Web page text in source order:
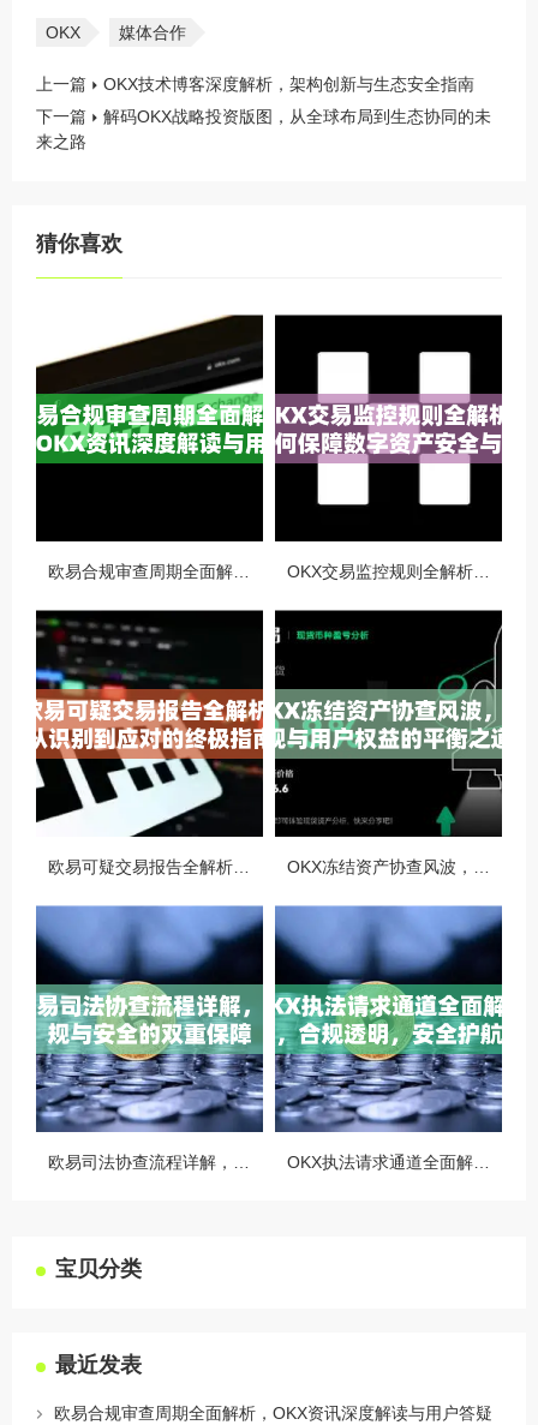
OKX 媒体合作
上一篇
OKX技术博客深度解析，架构创新与生态安全指南
下一篇
解码OKX战略投资版图，从全球布局到生态协同的未
来之路
猜你喜欢
宝贝分类
最近发表
欧易合规审查周期全面解析，OKX资讯深度解读与用户答疑